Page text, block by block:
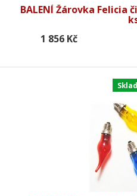
BALENÍ Žárovka Felicia
1 856 Kč